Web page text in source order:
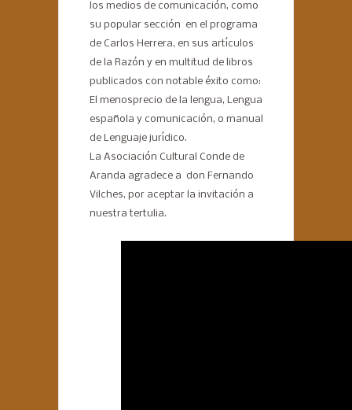
los medios de comunicación, como
su popular sección en el programa
de Carlos Herrera, en sus artículos
de la Razón y en multitud de libros
publicados con notable éxito como:
El menosprecio de la lengua, Lengua
española y comunicación, o manual
de Lenguaje jurídico.
La Asociación Cultural Conde de
Aranda agradece a don Fernando
Vilches, por aceptar la invitación a
nuestra tertulia.